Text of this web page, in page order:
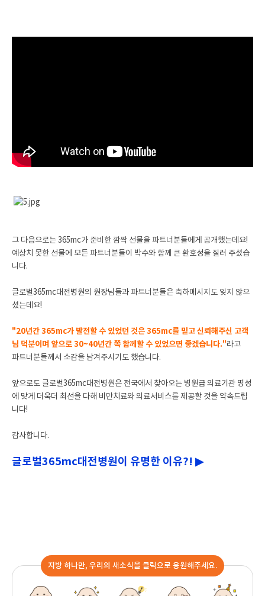
그 다음으로는 365mc가 준비한 깜짝 선물을 파트너분들에게 공개했는데요!
예상치 못한 선물에 모든 파트너분들이 박수와 함께 큰 환호성을 질러 주셨습
니다.
글로벌365mc대전병원의 원장님들과 파트너분들은 축하메시지도 잊지 않으
셨는데요!
"20년간 365mc가 발전할 수 있었던 것은 365mc를 믿고 신뢰해주신 고객
님 덕분이며 앞으로 30~40년간 쪽 함께할 수 있었으면 좋겠습니다."라고
파트너분들께서 소감을 남겨주시기도 했습니다.
앞으로도 글로벌365mc대전병원은 전국에서 찾아오는 병원급 의료기관 명성
에 맞게 더욱더 최선을 다해 비만치료와 의료서비스를 제공할 것을 약속드립
니다!
감사합니다.
글로벌365mc대전병원이 유명한 이유?! ▶
지방 하나만, 우리의 새소식을 클릭으로 응원해주세요.